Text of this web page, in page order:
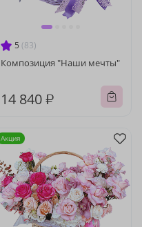
5 (83)
Композиция "Наши мечты"
14 840 ₽
Акция